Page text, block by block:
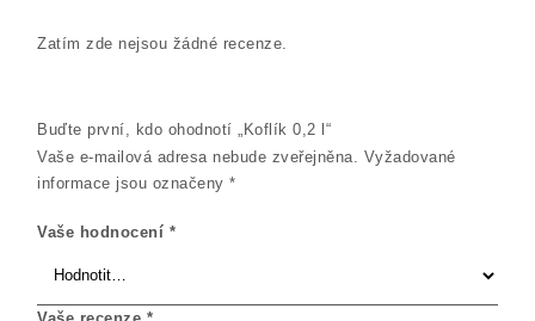
Zatím zde nejsou žádné recenze.
Buďte první, kdo ohodnotí „Koflík 0,2 l“
Vaše e-mailová adresa nebude zveřejněna.
Vyžadované
informace jsou označeny *
Vaše hodnocení *